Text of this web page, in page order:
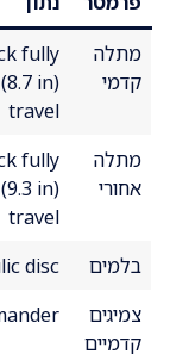
מתלה
קדמי
fully
in)
travel
מתלה
אחורי
fully
in)
travel
בלמים
disc
צמיגים
קדמיים